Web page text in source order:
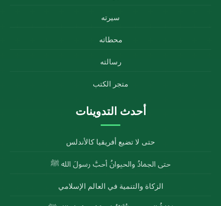
سيرته
محطاته
رسالته
متجر الكتب
أحدث التدوينات
حتى لا تضيع أفريقيا كالأندلس
حتى الجمادُ والحيوانُ أحبَّ رسولَ الله ﷺ
الزكاة والتنمية في العالم الإسلامي